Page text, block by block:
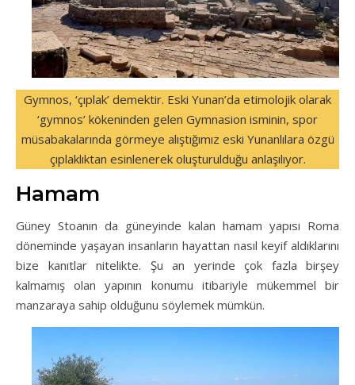
Gymnos, ‘çıplak’ demektir. Eski Yunan’da etimolojik olarak
‘gymnos’ kökeninden gelen Gymnasion isminin, spor
müsabakalarında görmeye alıştığımız eski Yunanlılara özgü
çıplaklıktan esinlenerek oluşturulduğu anlaşılıyor.
Hamam
Güney Stoanın da güneyinde kalan hamam yapısı Roma
döneminde yaşayan insanların hayattan nasıl keyif aldıklarını
bize kanıtlar nitelikte. Şu an yerinde çok fazla birşey
kalmamış olan yapının konumu itibariyle mükemmel bir
manzaraya sahip olduğunu söylemek mümkün.